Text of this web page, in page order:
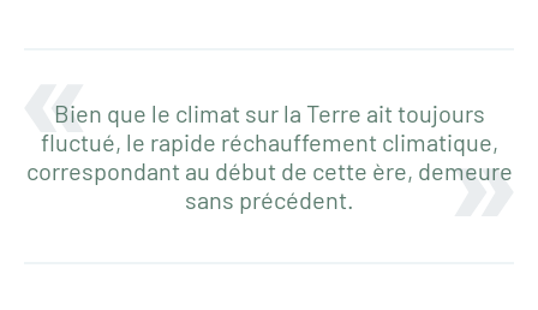
Bien que le climat sur la Terre ait toujours
fluctué, le rapide réchauffement climatique,
correspondant au début de cette ère, demeure
sans précédent.